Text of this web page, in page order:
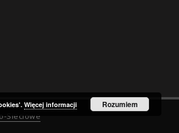
Sieciowe
Więcej informacji Rozumiem